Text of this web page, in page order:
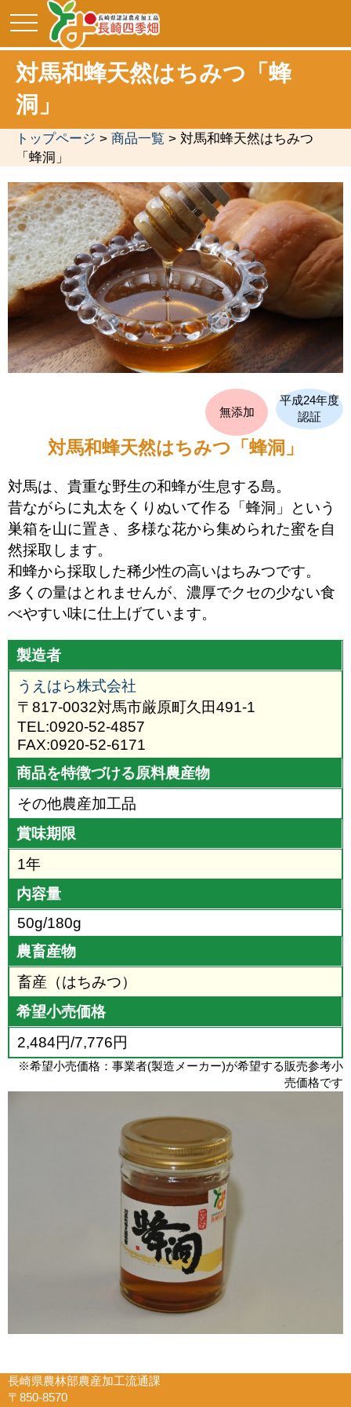
toggle
navigation
対馬和蜂天然はちみつ「蜂
洞」
トップページ > 商品一覧 > 対馬和蜂天然はちみつ
「蜂洞」
平成24年度
認証
無添加
対馬和蜂天然はちみつ「蜂洞」
対馬は、貴重な野生の和蜂が生息する島。
昔ながらに丸太をくりぬいて作る「蜂洞」という
巣箱を山に置き、多様な花から集められた蜜を自
然採取します。
和蜂から採取した稀少性の高いはちみつです。
多くの量はとれませんが、濃厚でクセの少ない食
べやすい味に仕上げています。
製造者
うえはら株式会社
〒817-0032対馬市厳原町久田491-1
TEL:0920-52-4857
FAX:0920-52-6171
商品を特徴づける原料農産物
その他農産加工品
賞味期限
1年
内容量
50g/180g
農畜産物
畜産（はちみつ）
希望小売価格
2,484円/7,776円
※希望小売価格：事業者(製造メーカー)が希望する販売参考小
売価格です
長崎県農林部農産加工流通課
〒850-8570